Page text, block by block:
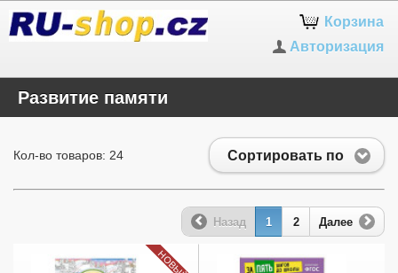
Корзина
Авторизация
Развитие памяти
Сортировать по
Кол-во товаров: 24
Назад 1 2 Далее
НОВЫЙ